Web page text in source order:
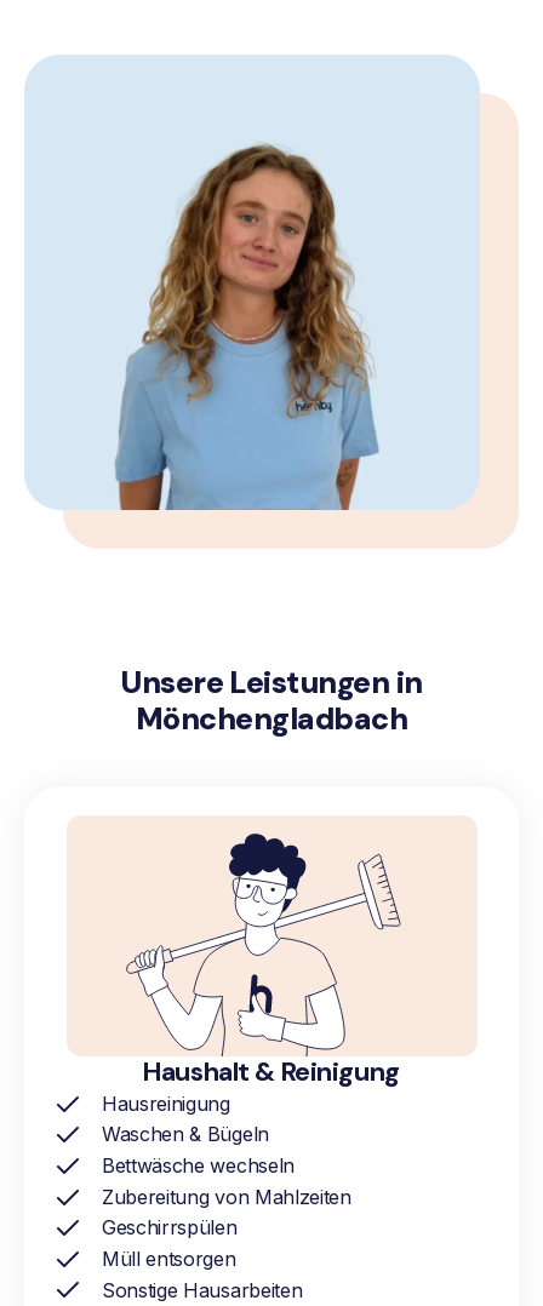
Unsere Leistungen in
Mönchengladbach
Haushalt & Reinigung
Hausreinigung
Waschen & Bügeln
Bettwäsche wechseln
Zubereitung von Mahlzeiten
Geschirrspülen
Müll entsorgen
Sonstige Hausarbeiten